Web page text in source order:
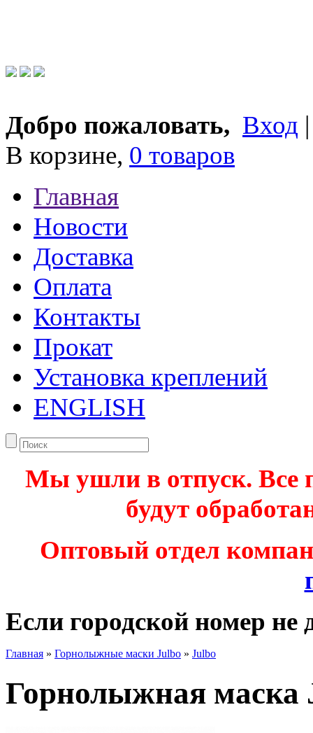
Добро пожаловать, Вход
В корзине, 0 товаров
Главная
Новости
Доставка
Оплата
Контакты
Прокат
Установка креплений
ENGLISH
Мы ушли в отпуск. Все
будут
Оптовый отдел
Если городской номер не
Главная » Горнолыжные маски Julbo » Julbo
Горнолыжная маска